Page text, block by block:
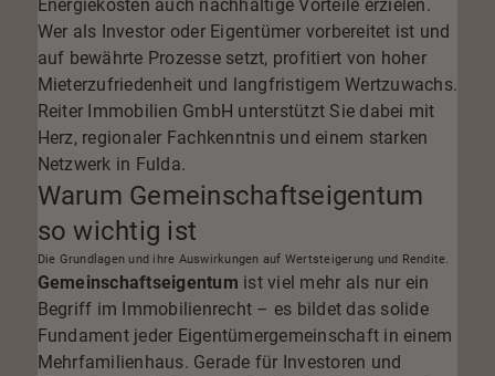
Energiekosten auch nachhaltige Vorteile erzielen.
Wer als Investor oder Eigentümer vorbereitet ist und
auf bewährte Prozesse setzt, profitiert von hoher
Mieterzufriedenheit und langfristigem Wertzuwachs.
Reiter Immobilien GmbH unterstützt Sie dabei mit
Herz, regionaler Fachkenntnis und einem starken
Netzwerk in Fulda.
Warum Gemeinschaftseigentum
so wichtig ist
Die Grundlagen und ihre Auswirkungen auf Wertsteigerung und Rendite.
Gemeinschaftseigentum ist viel mehr als nur ein
Begriff im Immobilienrecht – es bildet das solide
Fundament jeder Eigentümergemeinschaft in einem
Mehrfamilienhaus. Gerade für Investoren und